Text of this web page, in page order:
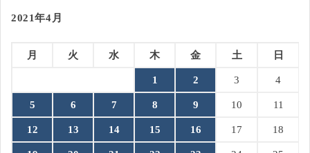
2021年4月
月 火 水 木 金 土 日
1 2 3 4
5 6 7 8 9 10 11
12 13 14 15 16 17 18